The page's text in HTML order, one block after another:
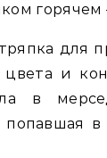
для
и
в
в